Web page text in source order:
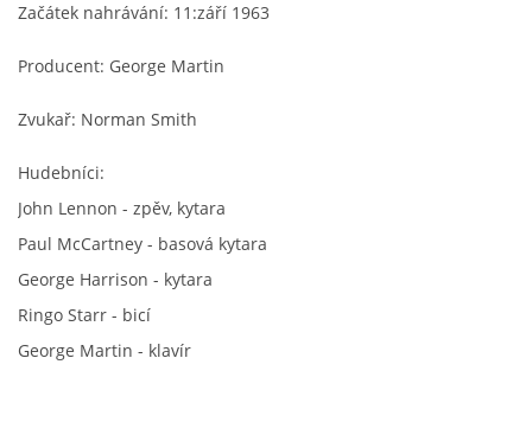
NÁSTROJE - LENNON
NÁSTROJE - MCCARTNEY
NÁSTROJE - HARRISON
NÁSTROJE - HARRISON II
Začátek nahrávání: 11:září 1963
Producent: George Martin
Zvukař: Norman Smith
Hudebníci:
John Lennon - zpěv, kytara
Paul McCartney - basová kytara
George Harrison - kytara
Ringo Starr - bicí
George Martin - klavír